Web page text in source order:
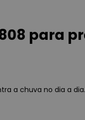
para
a chuva no dia a